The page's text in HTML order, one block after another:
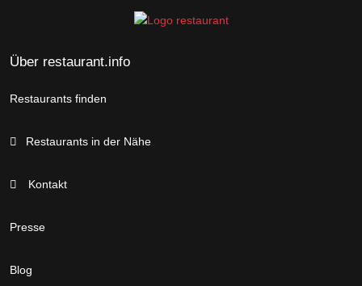
Über restaurant.info
Restaurants finden
Restaurants in der Nähe
Kontakt
Presse
Blog